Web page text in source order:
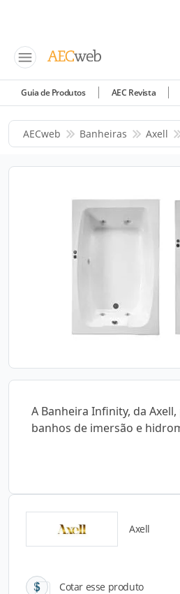
Guia de Produtos AEC Revista
AECweb Banheiras Axell
A Banheira Infinity, da
banhos de imersão e
Axell
Cotar esse produto
Catálogos para